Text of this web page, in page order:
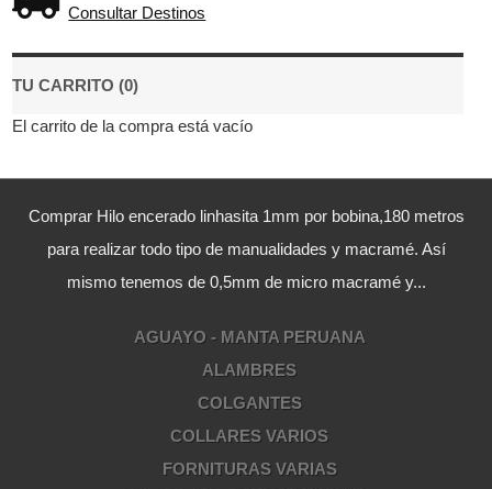
Consultar Destinos
TU CARRITO (0)
El carrito de la compra está vacío
Comprar Hilo encerado linhasita 1mm por bobina,180 metros
para realizar todo tipo de manualidades y macramé. Así
mismo tenemos de 0,5mm de micro macramé y...
AGUAYO - MANTA PERUANA
ALAMBRES
COLGANTES
COLLARES VARIOS
FORNITURAS VARIAS